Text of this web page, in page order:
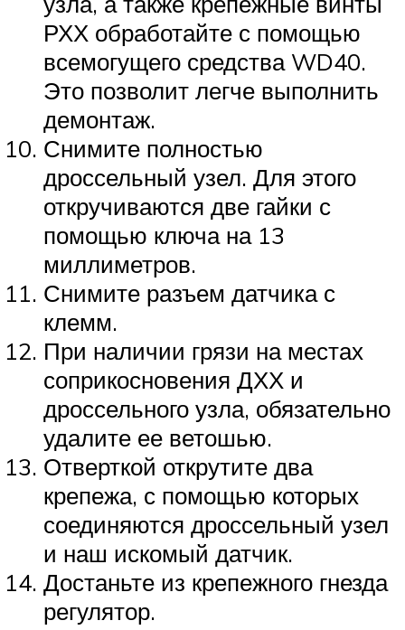
РХХ обработайте с помощью
всемогущего средства WD40.
Это позволит легче выполнить
демонтаж.
Снимите полностью
дроссельный узел. Для этого
откручиваются две гайки с
помощью ключа на 13
миллиметров.
Снимите разъем датчика с
клемм.
При наличии грязи на местах
соприкосновения ДХХ и
дроссельного узла, обязательно
удалите ее ветошью.
Отверткой открутите два
крепежа, с помощью которых
соединяются дроссельный узел
и наш искомый датчик.
Достаньте из крепежного гнезда
регулятор.